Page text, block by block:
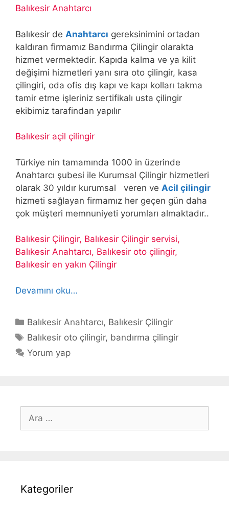
Balıkesir Anahtarcı
Balıkesir de Anahtarcı gereksinimini ortadan
kaldıran firmamız Bandırma Çilingir olarakta
hizmet vermektedir. Kapıda kalma ve ya kilit
değişimi hizmetleri yanı sıra oto çilingir, kasa
çilingiri, oda ofis dış kapı ve kapı kolları takma
tamir etme işleriniz sertifikalı usta çilingir
ekibimiz tarafindan yapılır
Balıkesir açil çilingir
Türkiye nin tamamında 1000 in üzerinde
Anahtarcı şubesi ile Kurumsal Çilingir hizmetleri
olarak 30 yıldır kurumsal veren ve Acil çilingir
hizmeti sağlayan firmamız her geçen gün daha
çok müşteri memnuniyeti yorumları almaktadır..
Balıkesir Çilingir, Balıkesir Çilingir servisi,
Balıkesir Anahtarcı, Balıkesir oto çilingir,
Balıkesir en yakın Çilingir
Devamını oku…
Kategoriler
Balıkesir Anahtarcı, Balıkesir Çilingir
Etiketler
Balıkesir oto çilingir, bandırma çilingir
Yorum yap
ara
Kategoriler